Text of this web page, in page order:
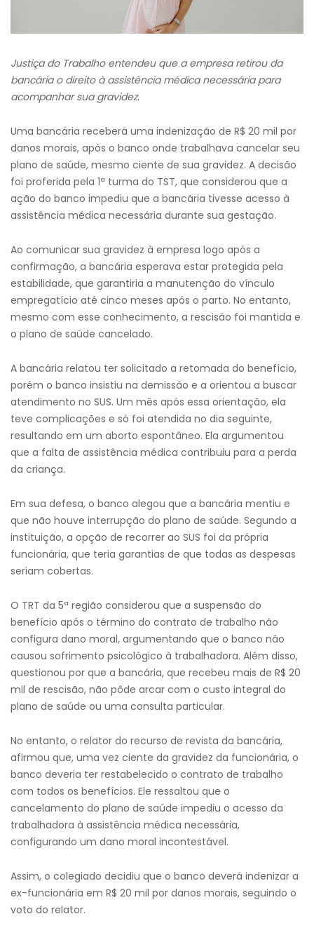
Justiça do Trabalho entendeu que a empresa retirou da
bancária o direito à assistência médica necessária para
acompanhar sua gravidez.
Uma bancária receberá uma indenização de R$ 20 mil por
danos morais, após o banco onde trabalhava cancelar seu
plano de saúde, mesmo ciente de sua gravidez. A decisão
foi proferida pela 1ª turma do TST, que considerou que a
ação do banco impediu que a bancária tivesse acesso à
assistência médica necessária durante sua gestação.
Ao comunicar sua gravidez à empresa logo após a
confirmação, a bancária esperava estar protegida pela
estabilidade, que garantiria a manutenção do vínculo
empregatício até cinco meses após o parto. No entanto,
mesmo com esse conhecimento, a rescisão foi mantida e
o plano de saúde cancelado.
A bancária relatou ter solicitado a retomada do benefício,
porém o banco insistiu na demissão e a orientou a buscar
atendimento no SUS. Um mês após essa orientação, ela
teve complicações e só foi atendida no dia seguinte,
resultando em um aborto espontâneo. Ela argumentou
que a falta de assistência médica contribuiu para a perda
da criança.
Em sua defesa, o banco alegou que a bancária mentiu e
que não houve interrupção do plano de saúde. Segundo a
instituição, a opção de recorrer ao SUS foi da própria
funcionária, que teria garantias de que todas as despesas
seriam cobertas.
O TRT da 5ª região considerou que a suspensão do
benefício após o término do contrato de trabalho não
configura dano moral, argumentando que o banco não
causou sofrimento psicológico à trabalhadora. Além disso,
questionou por que a bancária, que recebeu mais de R$ 20
mil de rescisão, não pôde arcar com o custo integral do
plano de saúde ou uma consulta particular.
No entanto, o relator do recurso de revista da bancária,
afirmou que, uma vez ciente da gravidez da funcionária, o
banco deveria ter restabelecido o contrato de trabalho
com todos os benefícios. Ele ressaltou que o
cancelamento do plano de saúde impediu o acesso da
trabalhadora à assistência médica necessária,
configurando um dano moral incontestável.
Assim, o colegiado decidiu que o banco deverá indenizar a
ex-funcionária em R$ 20 mil por danos morais, seguindo o
voto do relator.